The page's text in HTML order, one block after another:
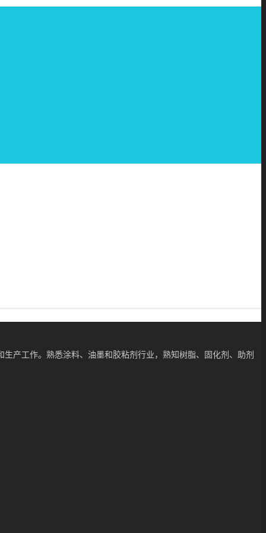
产工作。熟悉涂料、油墨和胶粘剂行业，熟知树脂、固化剂、助剂